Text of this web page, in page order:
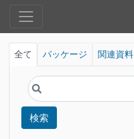
全て パッケージ 関連資料
検索